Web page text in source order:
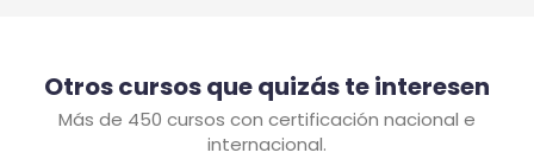
Otros cursos que quizás te interesen
Más de 450 cursos con certificación nacional e
internacional.